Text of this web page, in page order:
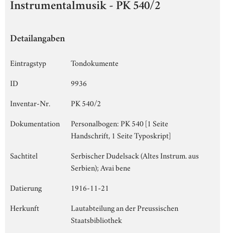
Instrumentalmusik - PK 540/2
Detailangaben
Eintragstyp
Tondokumente
ID
9936
Inventar-Nr.
PK 540/2
Dokumentation
Personalbogen: PK 540 [1 Seite
Handschrift, 1 Seite Typoskript]
Sachtitel
Serbischer Dudelsack (Altes Instrum. aus
Serbien); Avai bene
Datierung
1916-11-21
Herkunft
Lautabteilung an der Preussischen
Staatsbibliothek